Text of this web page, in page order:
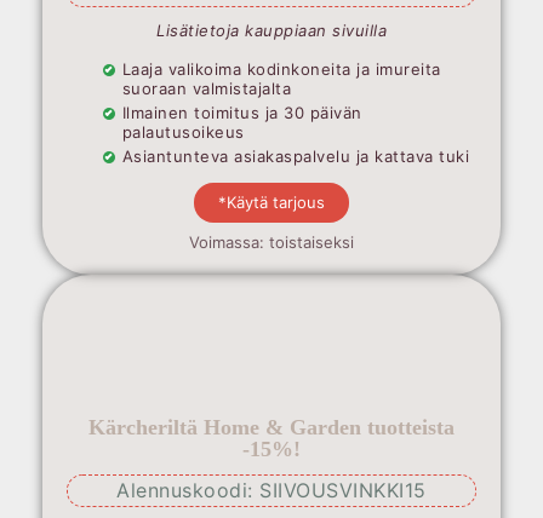
Lisätietoja kauppiaan sivuilla
Laaja valikoima kodinkoneita ja imureita
suoraan valmistajalta
Ilmainen toimitus ja 30 päivän
palautusoikeus
Asiantunteva asiakaspalvelu ja kattava tuki
*Käytä tarjous
Voimassa: toistaiseksi
Kärcheriltä Home & Garden tuotteista
-15%!
Alennuskoodi: SIIVOUSVINKKI15